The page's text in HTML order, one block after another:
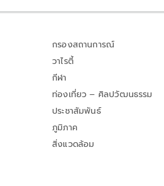
กรองสถานการณ์
วาไรตี้
กีฬา
ท่องเที่ยว – ศิลปวัฒนธรรม
ประชาสัมพันธ์
ภูมิภาค
สิ่งแวดล้อม